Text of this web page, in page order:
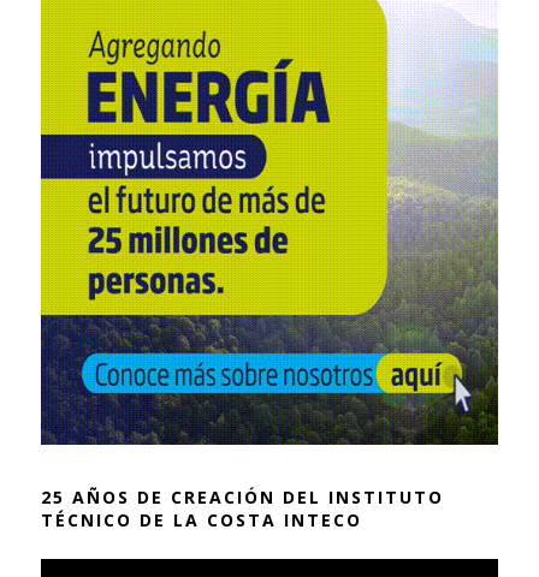
25 AÑOS DE CREACIÓN DEL INSTITUTO
TÉCNICO DE LA COSTA INTECO